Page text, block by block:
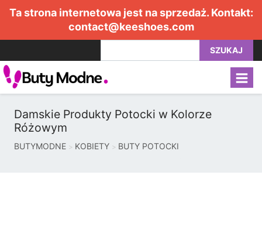
Ta strona internetowa jest na sprzedaż. Kontakt:
contact@keeshoes.com
SZUKAJ
Damskie Produkty Potocki w Kolorze
Różowym
BUTYMODNE KOBIETY BUTY POTOCKI